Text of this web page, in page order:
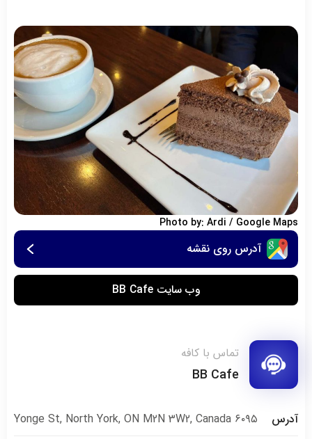
Photo by: Ardi / Google Maps
آدرس روی نقشه
وب سایت BB Cafe
تماس با کافه
BB Cafe
آدرس
۶۰۹۵ Yonge St, North York, ON M2N 3W2, Canada